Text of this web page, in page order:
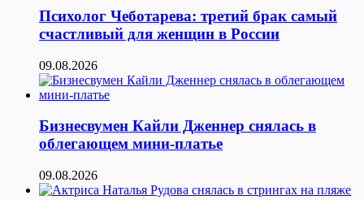
Психолог Чеботарева: третий брак самый
счастливый для женщин в России
09.08.2026
Бизнесвумен Кайли Дженнер снялась в
облегающем мини-платье
09.08.2026